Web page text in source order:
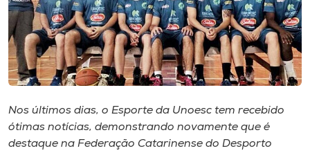
Biblioteca
Editora
Museu
Nos últimos dias, o Esporte da Unoesc tem recebido
ótimas notícias, demonstrando novamente que é
destaque na Federação Catarinense do Desporto